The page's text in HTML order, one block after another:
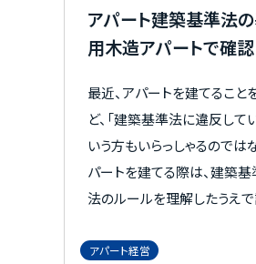
アパート建築基準法
用木造アパートで確
最近、アパートを建てるこ
ど、「建築基準法に違反して
いう方もいらっしゃるのでは
パートを建てる際は、建築
法のルールを理解したうえ
さえたい建築基準法の基本と
アパート経営